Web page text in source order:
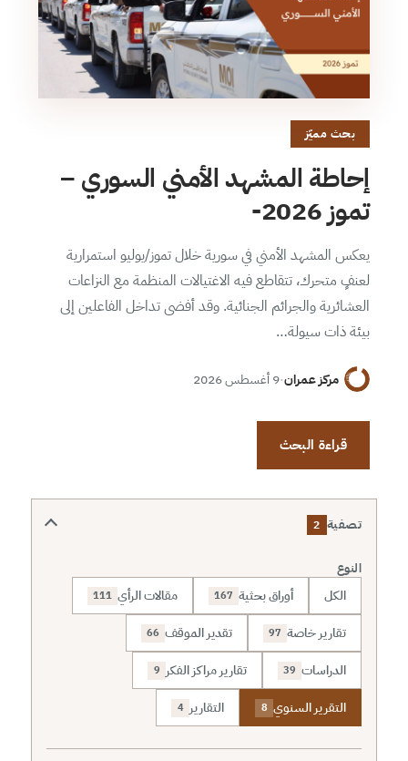
بحث مميّز
إحاطة المشهد الأمني السوري –
تموز 2026-
يعكس المشهد الأمني في سورية خلال تموز/يوليو استمرارية
لعنفٍ متحرك، تتقاطع فيه الاغتيالات المنظمة مع النزاعات
العشائرية والجرائم الجنائية. وقد أفضى تداخل الفاعلين إلى
بيئة ذات سيولة…
مركز عمران·9 أغسطس 2026
قراءة البحث
تصفية 2
النوع
الكل أوراق بحثية 167 مقالات الرأي 111
تقارير خاصة 97 تقدير الموقف 66
الدراسات 39 تقارير مراكز الفكر 9
التقرير السنوي 8 التقارير 4